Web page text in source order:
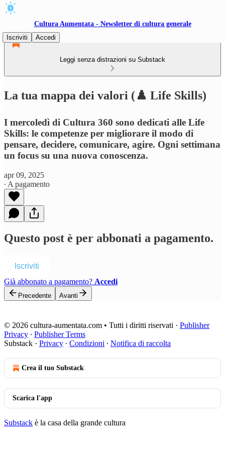
Cultura Aumentata - Newsletter di cultura generale
Iscriviti
Accedi
Leggi senza distrazioni su Substack
La tua mappa dei valori (♟️ Life Skills)
I mercoledì di Cultura 360 sono dedicati alle Life
Skills: le competenze per migliorare il modo di
pensare, decidere, comunicare, agire. Ogni settimana
un focus su una nuova conoscenza.
apr 09, 2025
∙ A pagamento
Questo post è per abbonati a pagamento.
Iscriviti
Già abbonato a pagamento? Accedi
Precedente Avanti
© 2026 cultura-aumentata.com • Tutti i diritti riservati · Publisher
Privacy ∙ Publisher Terms
Substack · Privacy ∙ Condizioni ∙ Notifica di raccolta
Crea il tuo Substack
Scarica l'app
Substack è la casa della grande cultura